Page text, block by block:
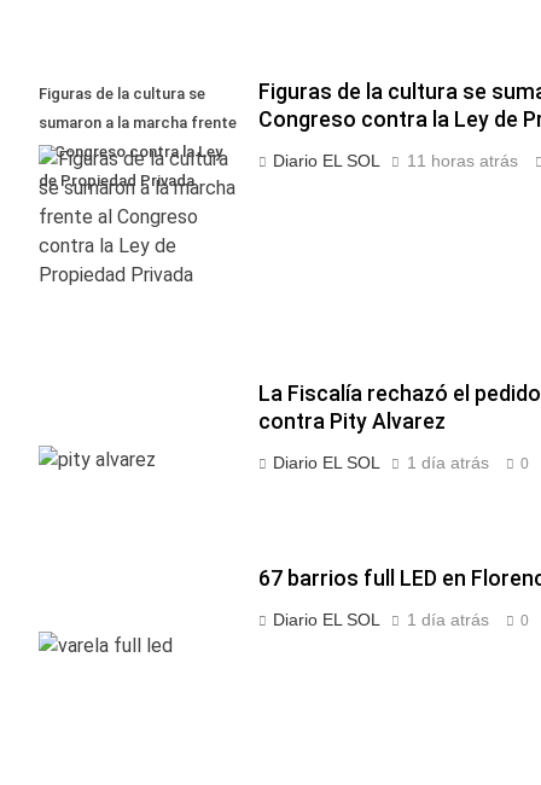
Figuras de la cultura se
sumaron a la marcha frente
al Congreso contra la Ley
de Propiedad Privada
Figuras de la cultura se
Congreso contra la Ley de
Diario EL SOL 11 horas atrás
La Fiscalía rechazó el
contra Pity Alvarez
Diario EL SOL 1 día atrás 0
67 barrios full LED en
Diario EL SOL 1 día atrás 0